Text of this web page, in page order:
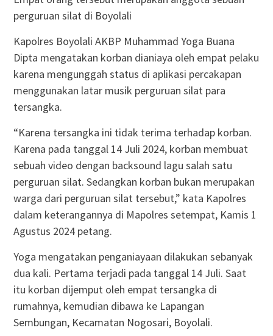
perguruan silat di Boyolali
Kapolres Boyolali AKBP Muhammad Yoga Buana
Dipta mengatakan korban dianiaya oleh empat pelaku
karena mengunggah status di aplikasi percakapan
menggunakan latar musik perguruan silat para
tersangka.
“Karena tersangka ini tidak terima terhadap korban.
Karena pada tanggal 14 Juli 2024, korban membuat
sebuah video dengan backsound lagu salah satu
perguruan silat. Sedangkan korban bukan merupakan
warga dari perguruan silat tersebut,” kata Kapolres
dalam keterangannya di Mapolres setempat, Kamis 1
Agustus 2024 petang.
Yoga mengatakan penganiayaan dilakukan sebanyak
dua kali. Pertama terjadi pada tanggal 14 Juli. Saat
itu korban dijemput oleh empat tersangka di
rumahnya, kemudian dibawa ke Lapangan
Sembungan, Kecamatan Nogosari, Boyolali.